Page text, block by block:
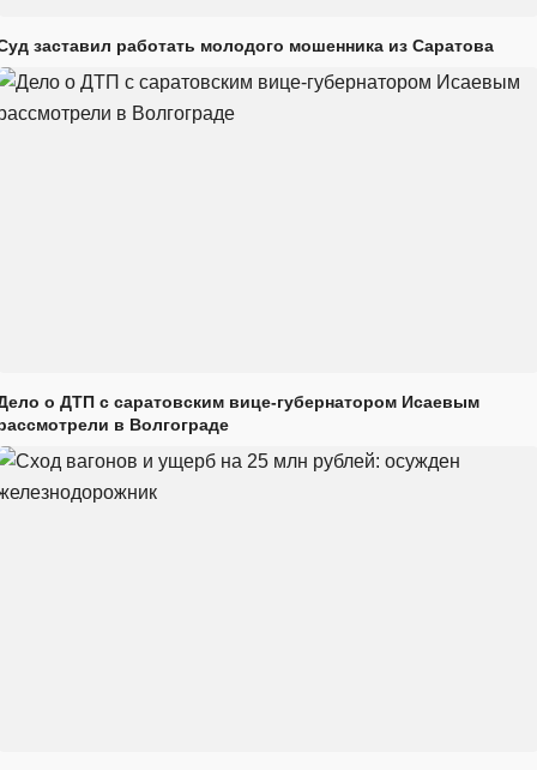
заставил работать молодого мошенника из Саратова
о ДТП с саратовским вице-губернатором Исаевым
в Волгограде